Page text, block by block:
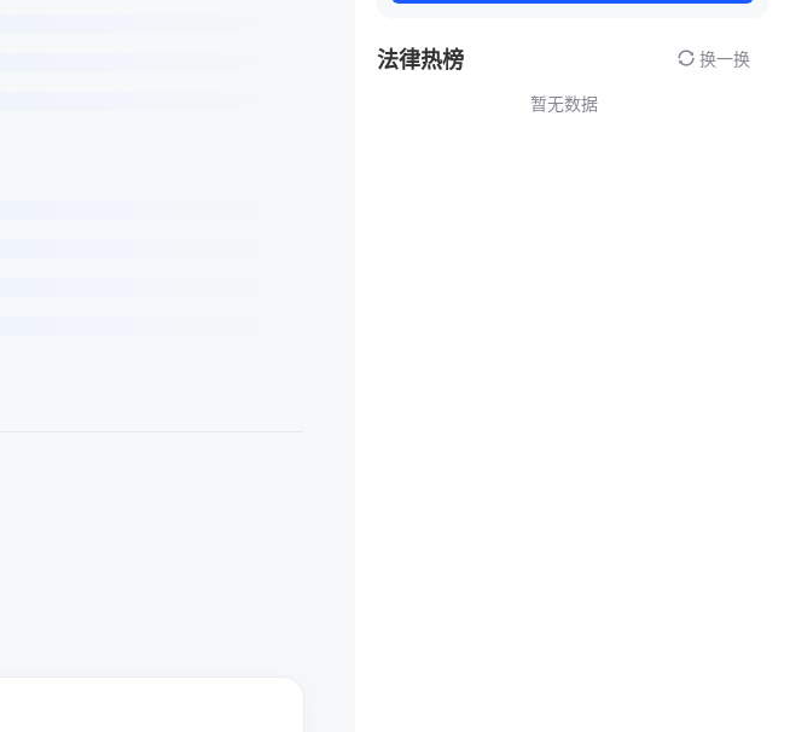
法律热榜 换一换
暂无数据